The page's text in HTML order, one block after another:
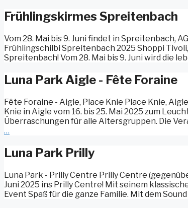
Frühlingskirmes Spreitenbach
Vom 28. Mai bis 9. Juni findet in Spreitenbach,
Frühlingschilbi Spreitenbach 2025 Shoppi
Spreitenbach! Vom 28. Mai bis 9. Juni wird die
Luna Park Aigle - Fête Foraine
Fête Foraine - Aigle, Place Knie Place Knie,
Knie in Aigle vom 16. bis 25. Mai 2025 zum
Überraschungen für alle Altersgruppen. Die
…
Luna Park Prilly
Luna Park - Prilly Centre Prilly Centre
Juni 2025 ins Prilly Centre! Mit seinem
Event Spaß für die ganze Familie. Mit dem